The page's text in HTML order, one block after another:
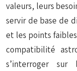
valeurs, leurs
servir de base de
et les points
compatibilité
s’interroger